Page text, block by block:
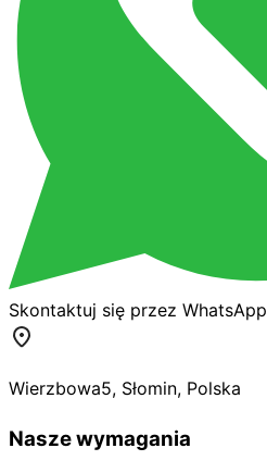
Skontaktuj się przez WhatsApp
Wierzbowa5, Słomin, Polska
Nasze wymagania